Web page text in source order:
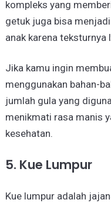
kompleks yang
getuk juga bisa
anak karena
Jika kamu ingin
menggunakan bahan-
jumlah gula yang
menikmati rasa manis
kesehatan.
5. Kue Lumpur
Kue lumpur adalah